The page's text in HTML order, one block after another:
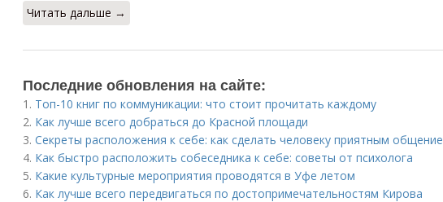
Читать дальше →
Последние обновления на сайте:
1. Топ-10 книг по коммуникации: что стоит прочитать каждому
2. Как лучше всего добраться до Красной площади
3. Секреты расположения к себе: как сделать человеку приятным общение
4. Как быстро расположить собеседника к себе: советы от психолога
5. Какие культурные мероприятия проводятся в Уфе летом
6. Как лучше всего передвигаться по достопримечательностям Кирова